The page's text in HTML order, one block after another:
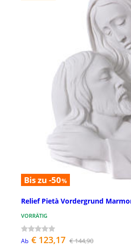
Bis zu -50%
Relief Pietà Vordergrund
VORRÄTIG
Ab € 123,17 € 144,90